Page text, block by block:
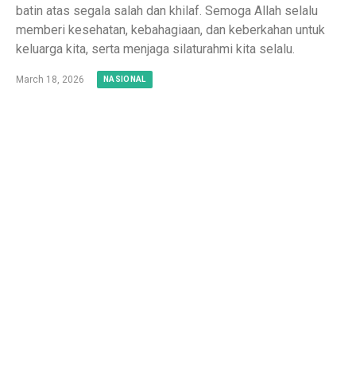
batin atas segala salah dan khilaf. Semoga Allah selalu
memberi kesehatan, kebahagiaan, dan keberkahan untuk
keluarga kita, serta menjaga silaturahmi kita selalu.
March 18, 2026 NASIONAL